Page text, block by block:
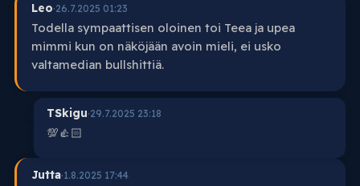
Leo·26.7.2025 01:23
Todella sympaattisen oloinen toi Teea ja upea
mimmi kun on näköjään avoin mieli, ei usko
valtamedian bullshittiä.
TSkigu·29.7.2025 23:18
💯👍🏻
Jutta·1.8.2025 17:44